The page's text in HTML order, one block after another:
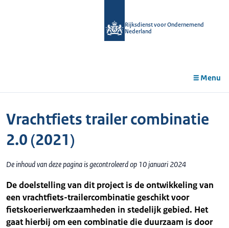
Rijksdienst voor Ondernemend
Nederland
Menu
Vrachtfiets trailer combinatie
2.0 (2021)
De inhoud van deze pagina is gecontroleerd op 10 januari 2024
De doelstelling van dit project is de ontwikkeling van
een vrachtfiets-trailercombinatie geschikt voor
fietskoerierwerkzaamheden in stedelijk gebied. Het
gaat hierbij om een combinatie die duurzaam is door